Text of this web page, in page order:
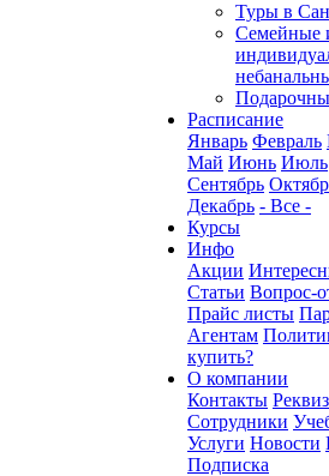
Туры в
Семейные
Расписание
Январь Февраль
Май Июнь Июль
Сентябрь
Декабрь - Все -
Курсы
Инфо
Акции
Статьи Вопрос-
Прайс листы
Агентам
купить?
О компании
Контакты
Сотрудники
Услуги Новости
Подписка